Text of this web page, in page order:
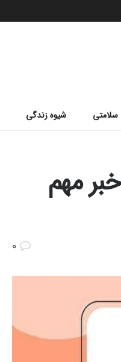
سلامتی شیوه زندگی
خبر مهم